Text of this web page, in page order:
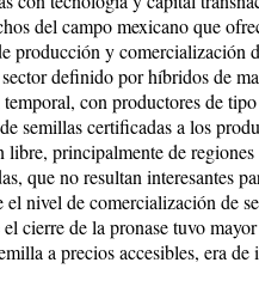
del campo mexicano que
producción y comercialización
definido por híbridos de
con productores de
semillas certificadas a los
principalmente de regiones
que no resultan interesantes
el nivel de comerciali­zación de
cierre de la pronase tuvo
a precios accesibles, era de